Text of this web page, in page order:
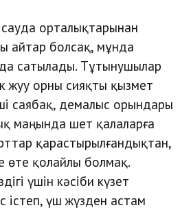
орталықтарынан
айтар болсақ, мұнда
сатылады. Тұтынушылар
жуу орны сияқты қызмет
саябақ, демалыс орындары
маңында шет қалаларға
қарастырылғандықтан,
өте қолайлы болмақ.
үшін кәсіби күзет
істеп, үш жүзден астам